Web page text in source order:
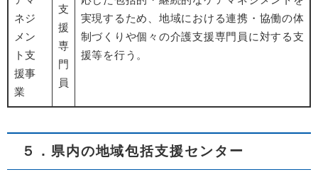
ネジ
メン
ト支
援事
業
支
援
専
門
員
実現するため、地域における連携・協働の体
制づくりや個々の介護支援専門員に対する支
援等を行う。
５．県内の地域包括支援センター